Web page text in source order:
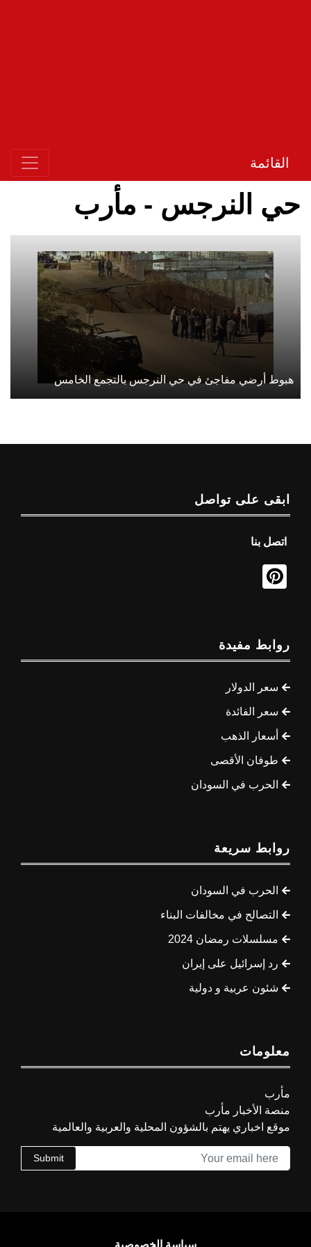
القائمة
حي النرجس - مأرب
هبوط أرضي مفاجئ في حي النرجس بالتجمع الخامس
ابقى على تواصل
اتصل بنا
روابط مفيدة
سعر الدولار
سعر الفائدة
أسعار الذهب
طوفان الأقصى
الحرب في السودان
روابط سريعة
الحرب في السودان
التصالح في مخالفات البناء
مسلسلات رمضان 2024
رد إسرائيل على إيران
شئون عربية و دولية
معلومات
مأرب
منصة الأخبار مأرب
موقع اخباري يهتم بالشؤون المحلية والعربية والعالمية
Submit